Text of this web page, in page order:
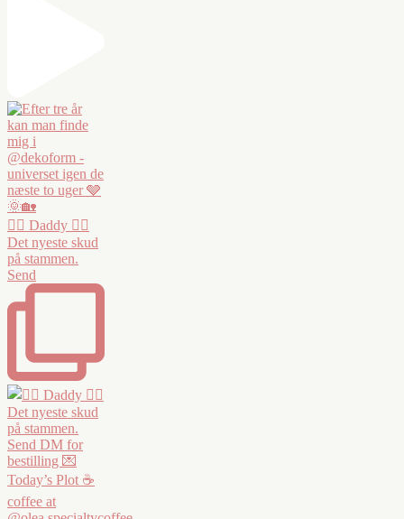
❤️‍🔥 Daddy ❤️‍🔥
Det nyeste skud
på stammen.
Send
Today’s Plot ☕️
coffee at